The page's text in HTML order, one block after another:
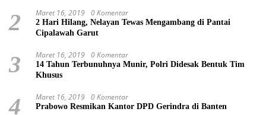
2 Maret 16, 2019 0 Komentar
2 Hari Hilang, Nelayan Tewas Mengambang di Pantai
Cipalawah Garut
3 Maret 16, 2019 0 Komentar
14 Tahun Terbunuhnya Munir, Polri Didesak Bentuk Tim
Khusus
4 Maret 16, 2019 0 Komentar
Prabowo Resmikan Kantor DPD Gerindra di Banten